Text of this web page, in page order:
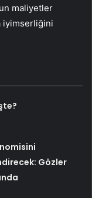
maliyetler
iyimserliğini
Gözler